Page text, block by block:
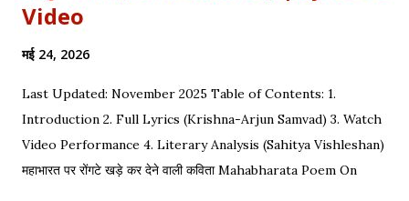
Video
मई 24, 2026
Last Updated: November 2025 Table of Contents: 1.
Introduction 2. Full Lyrics (Krishna-Arjun Samvad) 3. Watch
Video Performance 4. Literary Analysis (Sahitya Vishleshan)
महाभारत पर रोंगटे खड़े कर देने वाली कविता Mahabharata Poem On